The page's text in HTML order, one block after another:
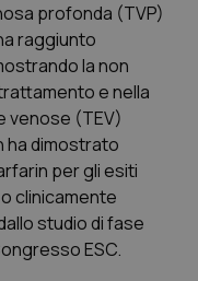
profonda (TVP)
raggiunto
la non
e nella
venose (TEV)
ha dimostrato
per gli esiti
clinicamente
studio di fase
ESC.